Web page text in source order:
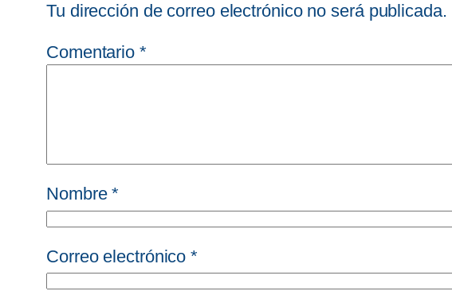
Tu dirección de correo electrónico no será publicada.
Comentario *
Nombre*
Correo electrónico*